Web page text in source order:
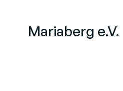
Mariaberg e.V.